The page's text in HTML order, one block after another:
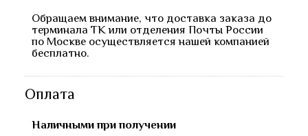
Обращаем внимание, что доставка заказа до
терминала ТК или отделения Почты России
по Москве осуществляется нашей компанией
бесплатно.
Оплата
Наличными при получении